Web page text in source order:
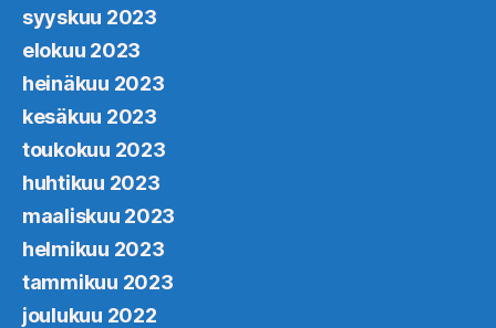
syyskuu 2023
elokuu 2023
heinäkuu 2023
kesäkuu 2023
toukokuu 2023
huhtikuu 2023
maaliskuu 2023
helmikuu 2023
tammikuu 2023
joulukuu 2022